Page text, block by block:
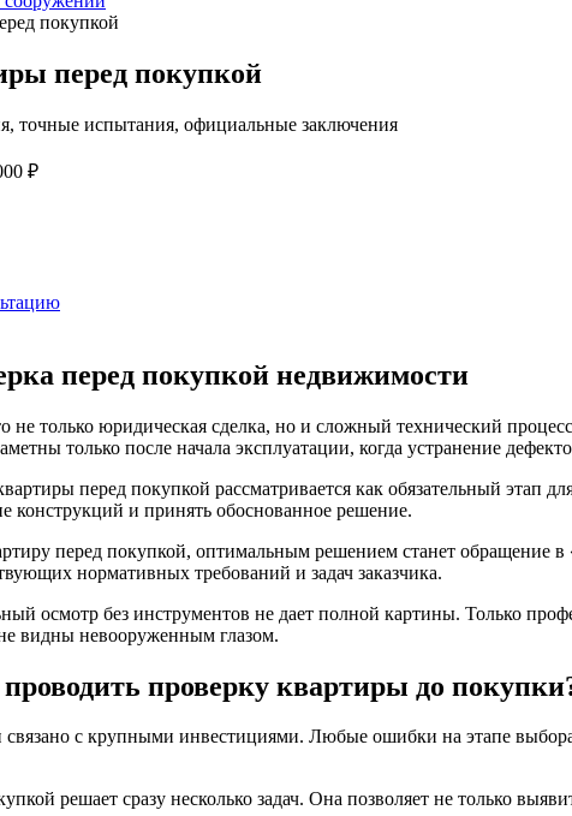
покупкой
перед покупкой
точные испытания, официальные заключения
₽
перед покупкой недвижимости
только юридическая сделка, но и сложный технический
только после начала эксплуатации, когда устранение
перед покупкой рассматривается как обязательный этап
конструкций и принять обоснованное решение.
перед покупкой, оптимальным решением станет
нормативных требований и задач заказчика.
осмотр без инструментов не дает полной картины. Только
видны невооруженным глазом.
проверку квартиры до
с крупными инвестициями. Любые ошибки на этапе
решает сразу несколько задач. Она позволяет не только